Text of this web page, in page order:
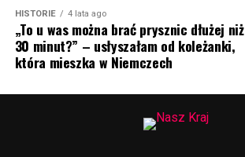
HISTORIE 4 lata ago
„To u was można brać prysznic dłużej niż
30 minut?” – usłyszałam od koleżanki,
która mieszka w Niemczech